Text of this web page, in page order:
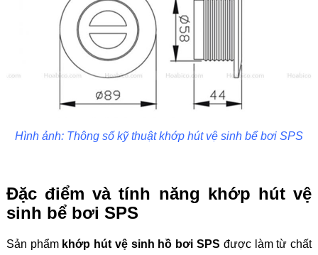
Hình ảnh: Thông số kỹ thuật khớp hút vệ sinh bể bơi SPS
Đặc điểm và tính năng khớp hút vệ
sinh bể bơi SPS
Sản phẩm khớp hút vệ sinh hồ bơi SPS được làm từ chất